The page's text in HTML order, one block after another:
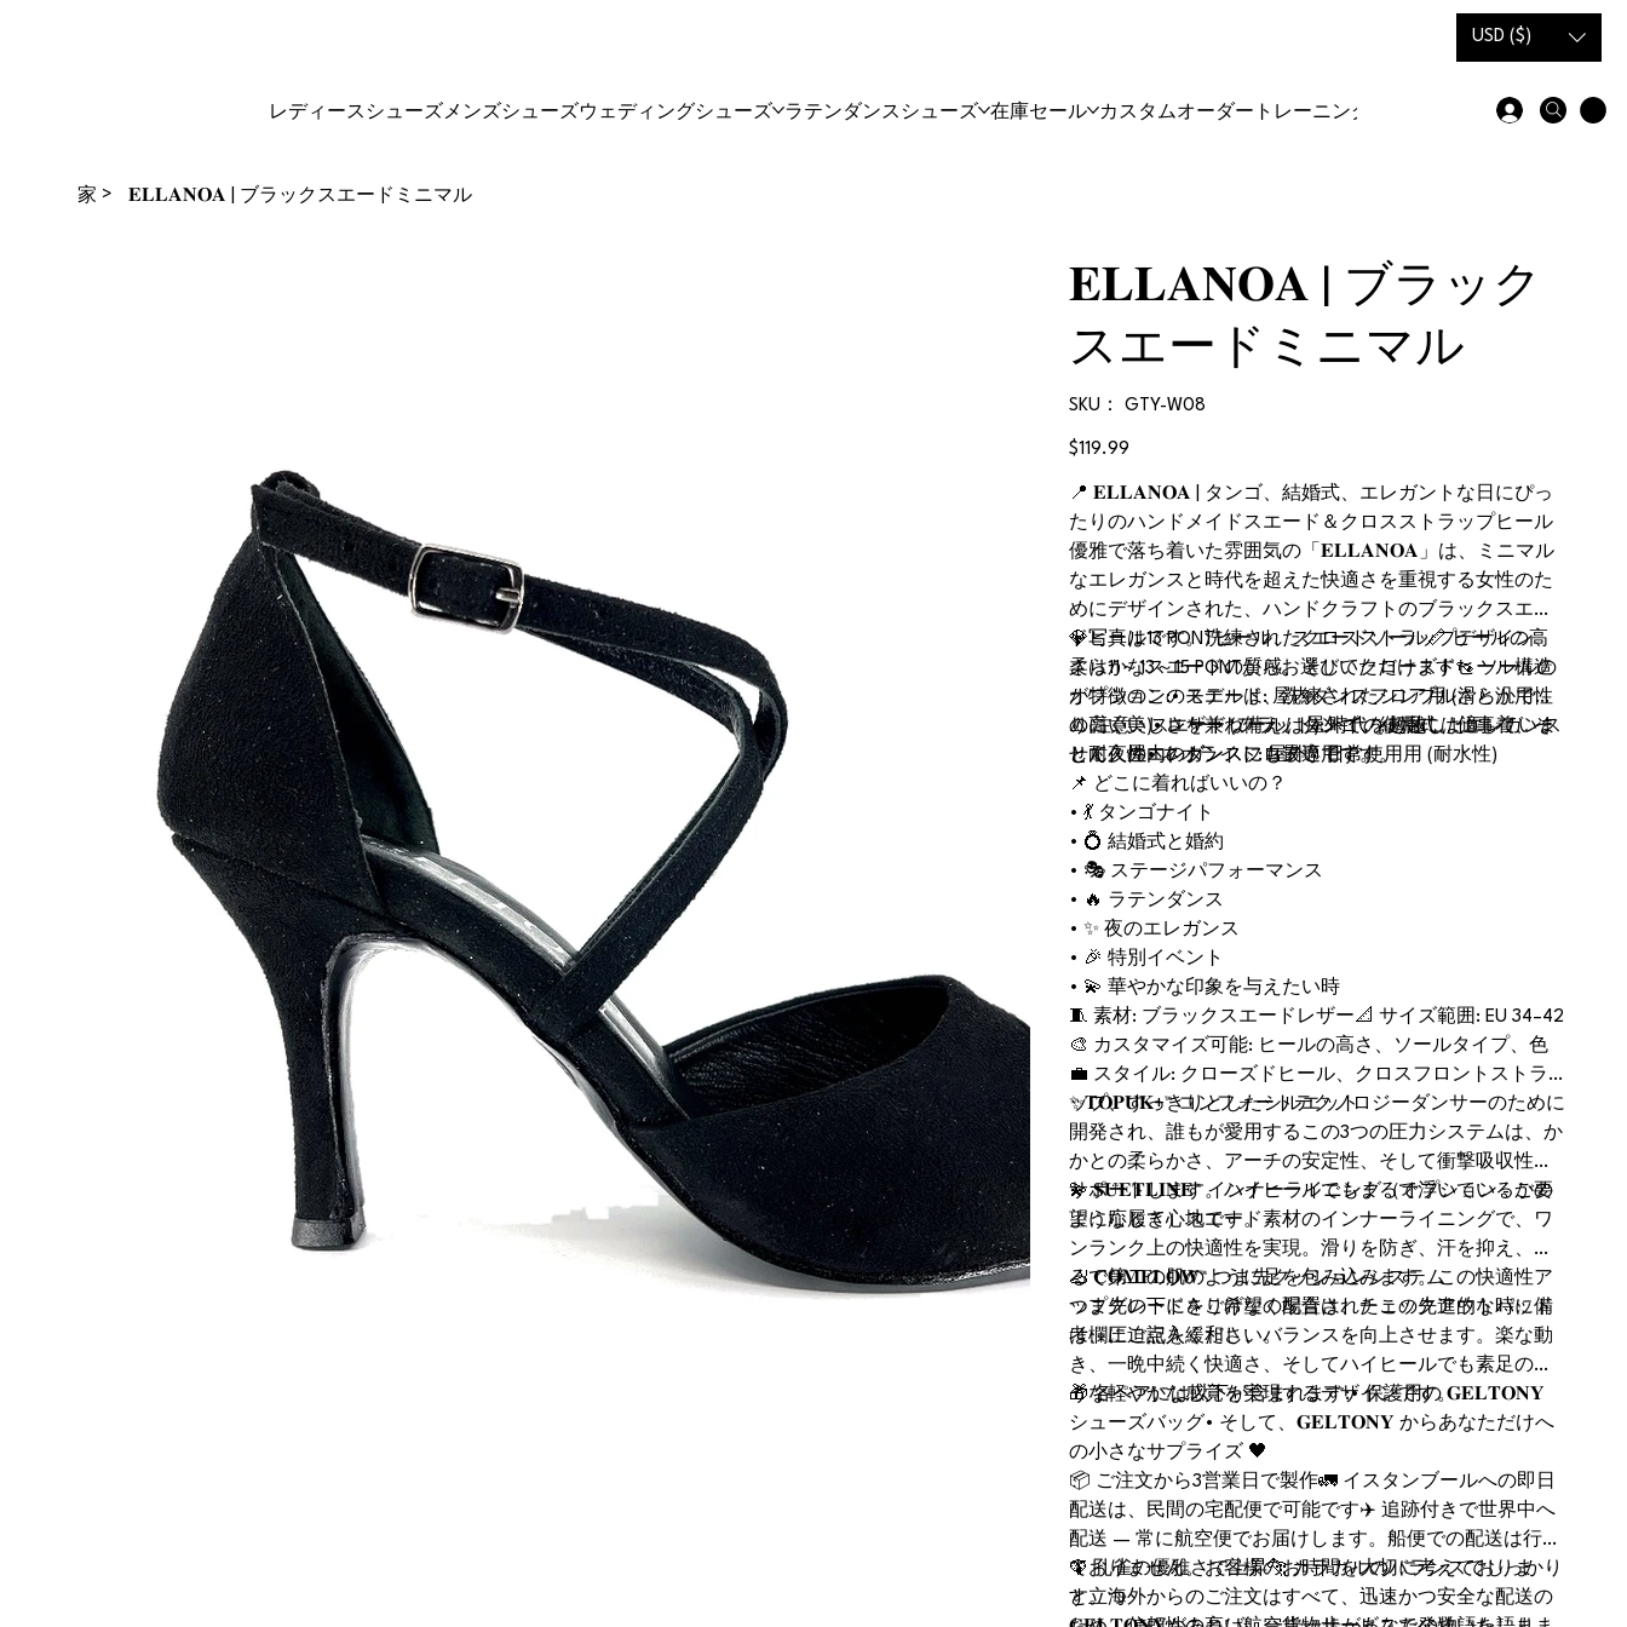
USD ($)
レディースシューズメンズシューズウェディングシューズ ラテンダンスシューズ 在庫セール カスタムオーダー トレーニングシューズ＆ブーツ
家 > 𝐄𝐋𝐋𝐀𝐍𝐎𝐀 | ブラックスエードミニマル
𝐄𝐋𝐋𝐀𝐍𝐎𝐀 | ブラック
スエードミニマル
SKU：
SKU：
GTY-
GTY-W08
価
$119.99
📍 𝐄𝐋𝐋𝐀𝐍𝐎𝐀 | タンゴ、結婚式、エレガントな日にぴっ
たりのハンドメイドスエード＆クロスストラップヒール
優雅で落ち着いた雰囲気の「𝐄𝐋𝐋𝐀𝐍𝐎𝐀」は、ミニマル
なエレガンスと時代を超えた快適さを重視する女性のた
めにデザインされた、ハンドクラフトのブラックスエー
ドヒールです。洗練されたクロスストラップデザイン、
柔らかなスエードの質感、そしてクローズドヒール構造
が特徴のこのモデルは、洗練されたシンプルさと汎用性
の高い美しさを兼ね備え、タンゴ、結婚式、仕事着、そ
して夜のエレガンスにも最適です。
💎写真は13 PONTヒール、スエードソール📏 ヒールの高
さは11～13～15 PONTからお選びいただけます👡 ソールの
オプション:• スエード: 屋内ダンスフロア用 (滑らかで滑
りにくい)• レザー (フラット): 時代を超越したエレガンス
と耐久性• ネオライト: 屋外、日常使用用 (耐水性)
⚠️ 注意：スエードソールは屋外での使用には適していま
せん。屋内のダンスフロア専用です。
📌 どこに着ればいいの？
• 💃 タンゴナイト
• 💍 結婚式と婚約
• 🎭 ステージパフォーマンス
• 🔥 ラテンダンス
• ✨ 夜のエレガンス
• 🎉 特別イベント
• 💫 華やかな印象を与えたい時
🧵 素材: ブラックスエードレザー📐 サイズ範囲: EU 34–42
🎨 カスタマイズ可能: ヒールの高さ、ソールタイプ、色
💼 スタイル: クローズドヒール、クロスフロントストラ
ップ、すっきりとしたシルエット
✨𝐓𝐎𝐏𝐔𝐊+™ コンフォートテクノロジーダンサーのために
開発され、誰もが愛用するこの3つの圧力システムは、か
かとの柔らかさ、アーチの安定性、そして衝撃吸収性を
サポートします。ハイヒールでもまるで浮いているかの
ような履き心地です。
💫 𝐒𝐔̈𝐄𝐓𝐋𝐈̇𝐍𝐄™ インナーライニング（オプション - ご要
望に応じて）スエード素材のインナーライニングで、ワ
ンランク上の快適性を実現。滑りを防ぎ、汗を抑え、ま
るで第二の肌のように足を包み込みます。この快適性ア
ップグレードをご希望の場合は、チェックアウト時に備
考欄にご記入ください。
🦶 𝐂𝐎𝐌𝐅𝐋𝐎𝐖™ つま先クッションシステム
つま先の下にさりげなく配置されたこの先進的なパッド
は、圧迫点を緩和し、バランスを向上させます。楽な動
き、一晩中続く快適さ、そしてハイヒールでも素足のよ
うな軽やかな感覚を実現するデザインです。
🎁 各ペアには以下が含まれます:• 保護用の 𝐆𝐄𝐋𝐓𝐎𝐍𝐘
シューズバッグ• そして、𝐆𝐄𝐋𝐓𝐎𝐍𝐘 からあなただけへ
の小さなサプライズ 🖤
📦 ご注文から3営業日で製作🚛 イスタンブールへの即日
配送は、民間の宅配便で可能です✈️ 追跡付きで世界中へ
配送 — 常に航空便でお届けします。船便での配送は行っ
ておりません。お客様のお時間を大切に考えておりま
す。海外からのご注文はすべて、迅速かつ安全な配送の
🦚 孔雀の優雅さで上昇🐆 カラカルのバランスでしっかり
と立つ